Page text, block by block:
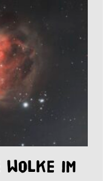
Wolke im